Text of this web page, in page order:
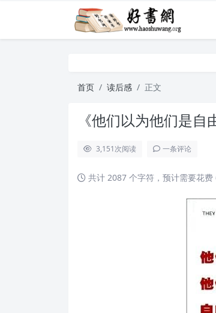
首页 读后感 正文
《他们以为他们是
3,151次阅读 一条评论
共计 2087 个字符，预计需要花费